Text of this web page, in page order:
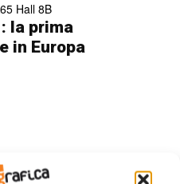
Hall 8B
la prima
in Europa